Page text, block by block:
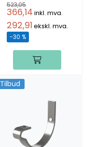
523,05
366,14 inkl. mva.
292,91 ekskl. mva.
-30 %
Tilbud